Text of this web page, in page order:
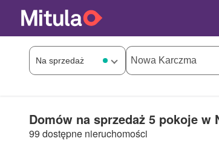
Domów na sprzedaż 5 pokoje w
99 dostępne nieruchomości